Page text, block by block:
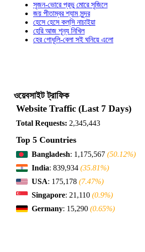
সৃজন-ভোরে প্রভু মোরে সৃজিলে
জয় পীতাম্বর শ্যাম সুন্দর
হেসে হেসে কল্‌সি নাচাইয়া
হেরি আজ শূন্য নিখিল
হের গোধূলি-বেলা সই ঘনিয়ে এলো
ওয়েবসাইট ট্রাফিক
Website Traffic (Last 7 Days)
Total Requests: 2,345,443
Top 5 Countries
Bangladesh: 1,175,567 (50.12%)
India: 839,934 (35.81%)
USA: 175,178 (7.47%)
Singapore: 21,110 (0.9%)
Germany: 15,290 (0.65%)